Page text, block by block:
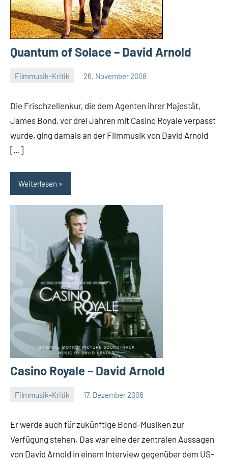
Quantum of Solace – David Arnold
Filmmusik-Kritik 26. November 2008
Die Frischzellenkur, die dem Agenten ihrer Majestät,
James Bond, vor drei Jahren mit Casino Royale verpasst
wurde, ging damals an der Filmmusik von David Arnold
[…]
Weiterlesen
Casino Royale – David Arnold
Filmmusik-Kritik 17. Dezember 2006
Er werde auch für zukünftige Bond-Musiken zur
Verfügung stehen. Das war eine der zentralen Aussagen
von David Arnold in einem Interview gegenüber dem US-